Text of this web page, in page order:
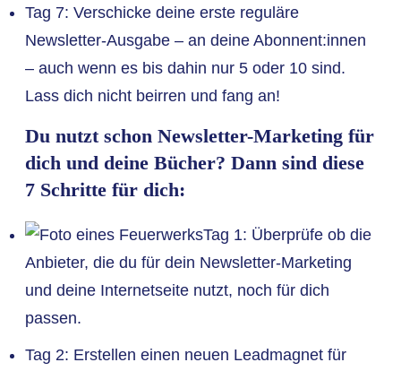
Tag 7: Verschicke deine erste reguläre
Newsletter-Ausgabe – an deine Abonnent:innen
– auch wenn es bis dahin nur 5 oder 10 sind.
Lass dich nicht beirren und fang an!
Du nutzt schon Newsletter-Marketing für
dich und deine Bücher? Dann sind diese
7 Schritte für dich:
Tag 1: Überprüfe ob die
Anbieter, die du für dein Newsletter-Marketing
und deine Internetseite nutzt, noch für dich
passen.
Tag 2: Erstellen einen neuen Leadmagnet für